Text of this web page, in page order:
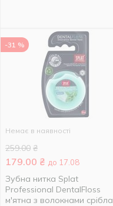
-31 %
Немає в наявності
259.00 ₴
179.00 ₴ до 17.08
Зубна нитка Splat
Professional DentalFloss
м'ятна з волокнами срібла